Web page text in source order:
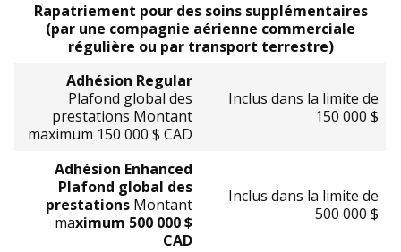
Rapatriement pour des soins supplémentaires
(par une compagnie aérienne commerciale
régulière ou par transport terrestre)
Adhésion Regular
Plafond global des
prestations Montant
maximum 150 000 $ CAD
Inclus dans la limite de
150 000 $
Adhésion Enhanced
Plafond global des
prestations Montant
maximum 500 000 $
CAD
Inclus dans la limite de
500 000 $